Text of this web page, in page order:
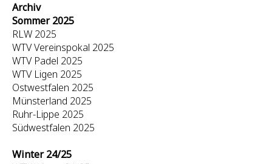
Archiv
Sommer 2025
RLW 2025
WTV Vereinspokal 2025
WTV Padel 2025
WTV Ligen 2025
Ostwestfalen 2025
Münsterland 2025
Ruhr-Lippe 2025
Südwestfalen 2025
Winter 24/25